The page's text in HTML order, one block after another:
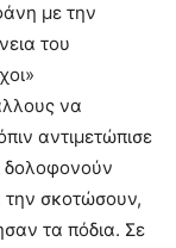
με την
του
να
αντιμετώπισε
δολοφονούν
σκοτώσουν,
τα πόδια. Σε